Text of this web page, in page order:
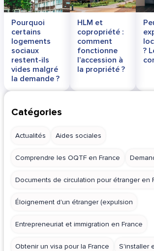
Pourquoi
certains
logements
sociaux
restent-ils
vides malgré
la demande ?
HLM et
copropriété :
comment
fonctionne
l’accession à
la propriété ?
?
Catégories
Actualités Aides sociales
Comprendre les OQTF en France
Documents de circulation pour étranger en
Éloignement d'un étranger (expulsion
Entrepreneuriat et immigration en France
Obtenir un visa pour la France S'installer